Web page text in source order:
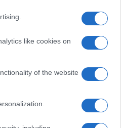
like cookies on
of the website
cara: